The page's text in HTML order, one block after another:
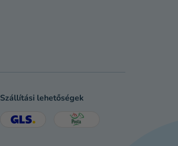
Szállítási lehetőségek